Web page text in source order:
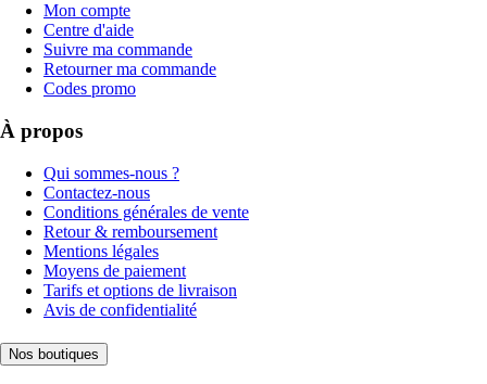
Mon compte
Centre d'aide
Suivre ma commande
Retourner ma commande
Codes promo
À propos
Qui sommes-nous ?
Contactez-nous
Conditions générales de vente
Retour & remboursement
Mentions légales
Moyens de paiement
Tarifs et options de livraison
Avis de confidentialité
Nos boutiques